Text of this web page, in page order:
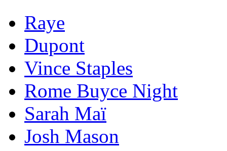
Raye
Dupont
Vince Staples
Rome Buyce Night
Sarah Maï
Josh Mason